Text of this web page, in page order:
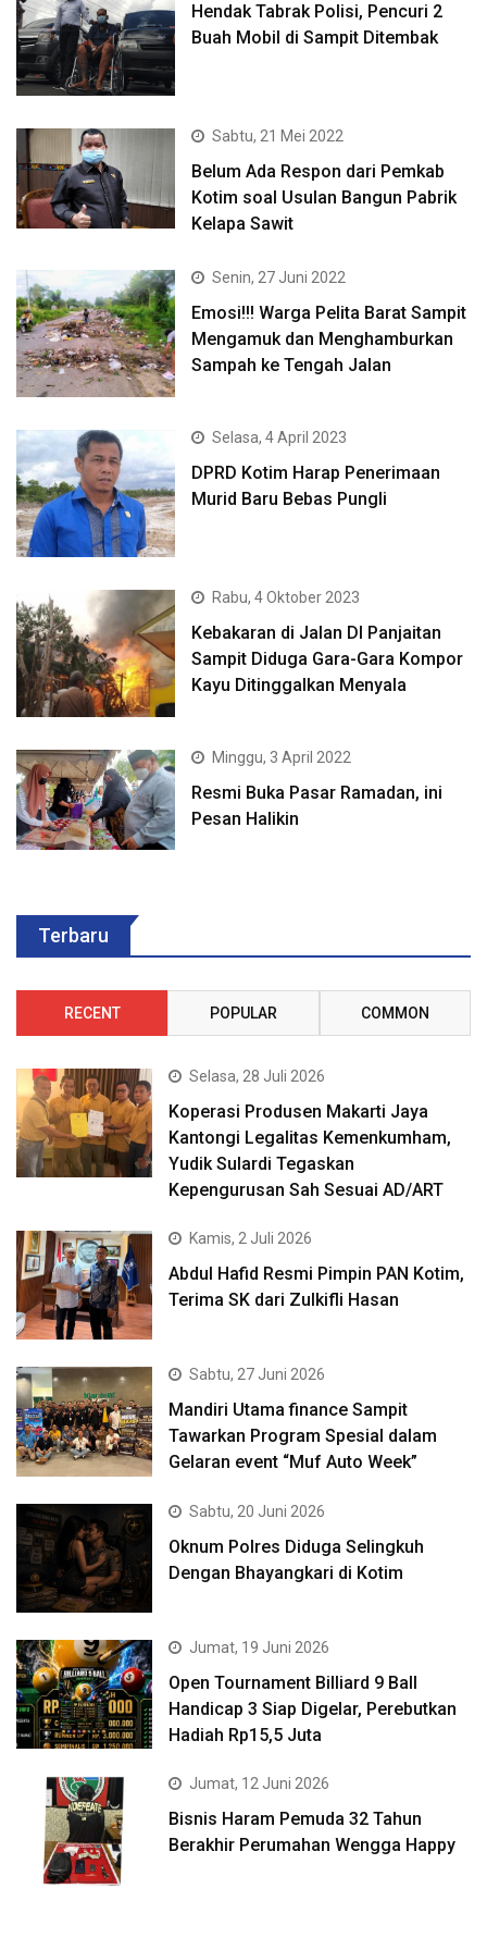
Hendak Tabrak Polisi, Pencuri 2
Buah Mobil di Sampit Ditembak
Sabtu, 21 Mei 2022
Belum Ada Respon dari Pemkab
Kotim soal Usulan Bangun Pabrik
Kelapa Sawit
Senin, 27 Juni 2022
Emosi!!! Warga Pelita Barat Sampit
Mengamuk dan Menghamburkan
Sampah ke Tengah Jalan
Selasa, 4 April 2023
DPRD Kotim Harap Penerimaan
Murid Baru Bebas Pungli
Rabu, 4 Oktober 2023
Kebakaran di Jalan DI Panjaitan
Sampit Diduga Gara-Gara Kompor
Kayu Ditinggalkan Menyala
Minggu, 3 April 2022
Resmi Buka Pasar Ramadan, ini
Pesan Halikin
Terbaru
RECENT POPULAR COMMON
Selasa, 28 Juli 2026
Koperasi Produsen Makarti Jaya
Kantongi Legalitas Kemenkumham,
Yudik Sulardi Tegaskan
Kepengurusan Sah Sesuai AD/ART
Kamis, 2 Juli 2026
Abdul Hafid Resmi Pimpin PAN Kotim,
Terima SK dari Zulkifli Hasan
Sabtu, 27 Juni 2026
Mandiri Utama finance Sampit
Tawarkan Program Spesial dalam
Gelaran event “Muf Auto Week”
Sabtu, 20 Juni 2026
Oknum Polres Diduga Selingkuh
Dengan Bhayangkari di Kotim
Jumat, 19 Juni 2026
Open Tournament Billiard 9 Ball
Handicap 3 Siap Digelar, Perebutkan
Hadiah Rp15,5 Juta
Jumat, 12 Juni 2026
Bisnis Haram Pemuda 32 Tahun
Berakhir Perumahan Wengga Happy